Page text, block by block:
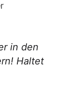
in den
Haltet